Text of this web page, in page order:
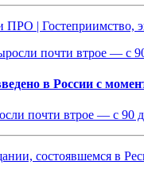
ПРО | Гостеприимство,
в России с
почти втрое — с 90
состоявшемся в